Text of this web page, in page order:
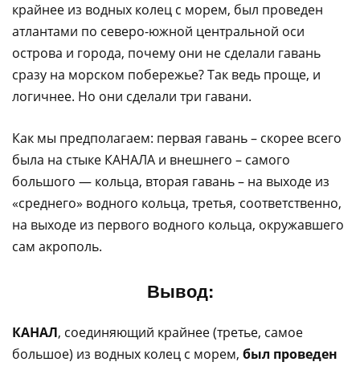
крайнее из водных колец с морем, был проведен
атлантами по северо-южной центральной оси
острова и города, почему они не сделали гавань
сразу на морском побережье? Так ведь проще, и
логичнее. Но они сделали три гавани.
Как мы предполагаем: первая гавань – скорее всего
была на стыке КАНАЛА и внешнего – самого
большого — кольца, вторая гавань – на выходе из
«среднего» водного кольца, третья, соответственно,
на выходе из первого водного кольца, окружавшего
сам акрополь.
Вывод:
КАНАЛ, соединяющий крайнее (третье, самое
большое) из водных колец с морем, был проведен